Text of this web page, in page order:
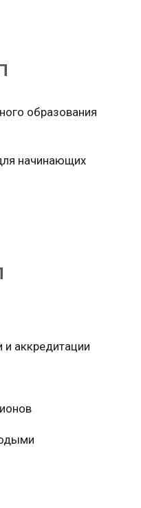
образования
начинающих
и аккредитации